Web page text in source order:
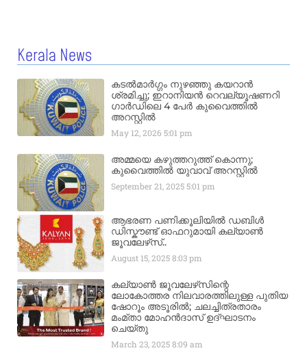
Kerala News
കടൽമാർഗ്ഗം നുഴഞ്ഞു കയറാൻ
ശ്രമിച്ചു; ഇറാനിയൻ റെവല്യൂഷണറി
ഗാർഡിലെ 4 പേർ കുവൈത്തിൽ
അറസ്റ്റിൽ
May 12, 20265:01 pm
അമ്മയെ കഴുത്തറുത്ത് കൊന്നു;
കുവൈത്തിൽ യുവാവ് അറസ്റ്റിൽ
September 21, 20255:01 pm
ആഭരണ പണിക്കൂലിയിൽ ഡബിൾ
ഡിസ്കൗണ്ട് ഓഫറുമായി കല്യാൺ
ജൂവലേഴ്‌സ്..
August 15, 20258:03 pm
കല്യാൺ ജൂവലേഴ്‌സിന്റെ
ലോകോത്തര നിലവാരത്തിലുള്ള പുതിയ
ഷോറൂം അടൂരിൽ; ചലച്ചിത്രതാരം
മംമ്താ മോഹൻദാസ് ഉദ്ഘാടനം
ചെയ്‌തു
March 23, 20258:09 am